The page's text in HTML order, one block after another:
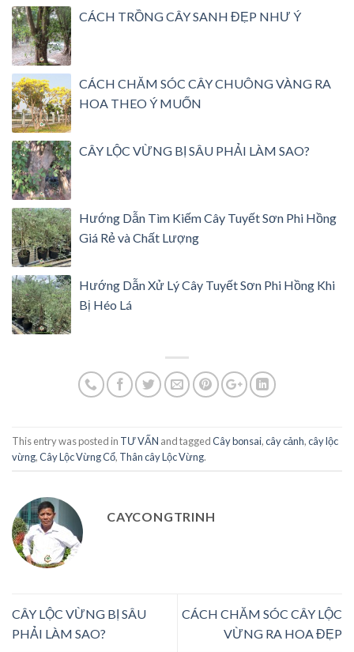
CÁCH TRỒNG CÂY SANH ĐẸP NHƯ Ý
CÁCH CHĂM SÓC CÂY CHUÔNG VÀNG RA
HOA THEO Ý MUỐN
CÂY LỘC VỪNG BỊ SÂU PHẢI LÀM SAO?
Hướng Dẫn Tìm Kiếm Cây Tuyết Sơn Phi Hồng
Giá Rẻ và Chất Lượng
Hướng Dẫn Xử Lý Cây Tuyết Sơn Phi Hồng Khi
Bị Héo Lá
This entry was posted in TƯ VẤN and taggedCây bonsai,cây cảnh,cây lộc
vừng,Cây Lộc Vừng Cổ, Thân cây Lộc Vừng.
CAYCONGTRINH
CÂY LỘC VỪNG BỊ SÂU
PHẢI LÀM SAO?
CÁCH CHĂM SÓC CÂY LỘC
VỪNG RA HOA ĐẸP